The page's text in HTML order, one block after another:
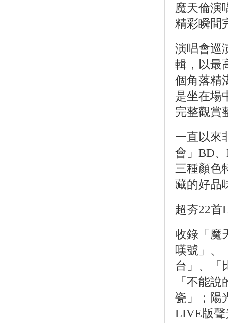
魔天倫演
精彩瞬間
演唱會巡
輯，以最
個角落精
是坐在場
完整觀賞
一直以來
會」BD
三種顏色
藏的好品
超夯22首
收錄「魔
嘆號」、
台」、「
「不能
瓷」；陽
LIVE版聲